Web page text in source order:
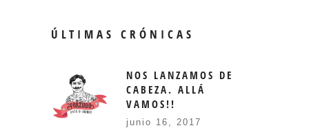
ÚLTIMAS CRÓNICAS
NOS LANZAMOS DE
CABEZA. ALLÁ
VAMOS!!
junio 16, 2017